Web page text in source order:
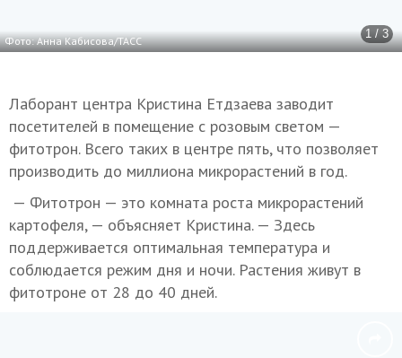
1 / 3
Фото: Анна Кабисова/ТАСС
Лаборант центра Кристина Етдзаева заводит
посетителей в помещение с розовым светом —
фитотрон. Всего таких в центре пять, что позволяет
производить до миллиона микрорастений в год.
— Фитотрон — это комната роста микрорастений
картофеля, — объясняет Кристина. — Здесь
поддерживается оптимальная температура и
соблюдается режим дня и ночи. Растения живут в
фитотроне от 28 до 40 дней.